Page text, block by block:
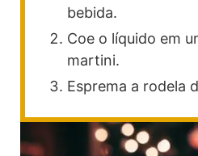
bebida.
Coe o líquido em
martini.
Esprema a rodela